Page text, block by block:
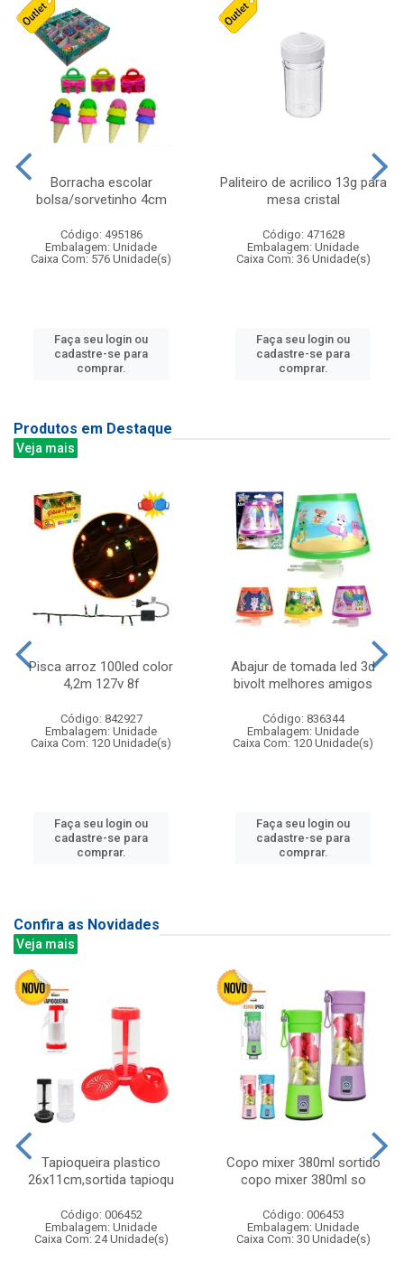
Borracha escolar
bolsa/sorvetinho 4cm
Código: 495186
Embalagem: Unidade
Caixa Com: 576 Unidade(s)
Faça seu login ou
cadastre-se para
comprar.
Paliteiro de acrilico 13g para
mesa cristal
Código: 471628
Embalagem: Unidade
Caixa Com: 36 Unidade(s)
Faça seu login ou
cadastre-se para
comprar.
Produtos em Destaque
Veja mais
Pisca arroz 100led color
4,2m 127v 8f
Código: 842927
Embalagem: Unidade
Caixa Com: 120 Unidade(s)
Faça seu login ou
cadastre-se para
comprar.
Abajur de tomada led 3d
bivolt melhores amigos
Código: 836344
Embalagem: Unidade
Caixa Com: 120 Unidade(s)
Faça seu login ou
cadastre-se para
comprar.
Confira as Novidades
Veja mais
Tapioqueira plastico
26x11cm,sortida tapioqu
Código: 006452
Embalagem: Unidade
Caixa Com: 24 Unidade(s)
Copo mixer 380ml sortido
copo mixer 380ml so
Código: 006453
Embalagem: Unidade
Caixa Com: 30 Unidade(s)